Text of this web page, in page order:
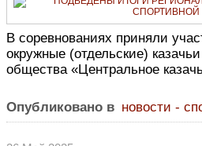
В соревнованиях приняли
окружные (отдельские)
общества «Центральное
Опубликовано в новости -